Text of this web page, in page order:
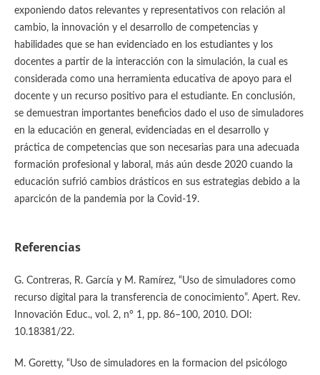
exponiendo datos relevantes y representativos con relación al
cambio, la innovación y el desarrollo de competencias y
habilidades que se han evidenciado en los estudiantes y los
docentes a partir de la interacción con la simulación, la cual es
considerada como una herramienta educativa de apoyo para el
docente y un recurso positivo para el estudiante. En conclusión,
se demuestran importantes beneficios dado el uso de simuladores
en la educación en general, evidenciadas en el desarrollo y
práctica de competencias que son necesarias para una adecuada
formación profesional y laboral, más aún desde 2020 cuando la
educación sufrió cambios drásticos en sus estrategias debido a la
aparcicón de la pandemia por la Covid-19.
Referencias
G. Contreras, R. García y M. Ramírez, “Uso de simuladores como
recurso digital para la transferencia de conocimiento”. Apert. Rev.
Innovación Educ., vol. 2, n° 1, pp. 86–100, 2010. DOI:
10.18381/22.
M. Goretty, “Uso de simuladores en la formacion del psicólogo